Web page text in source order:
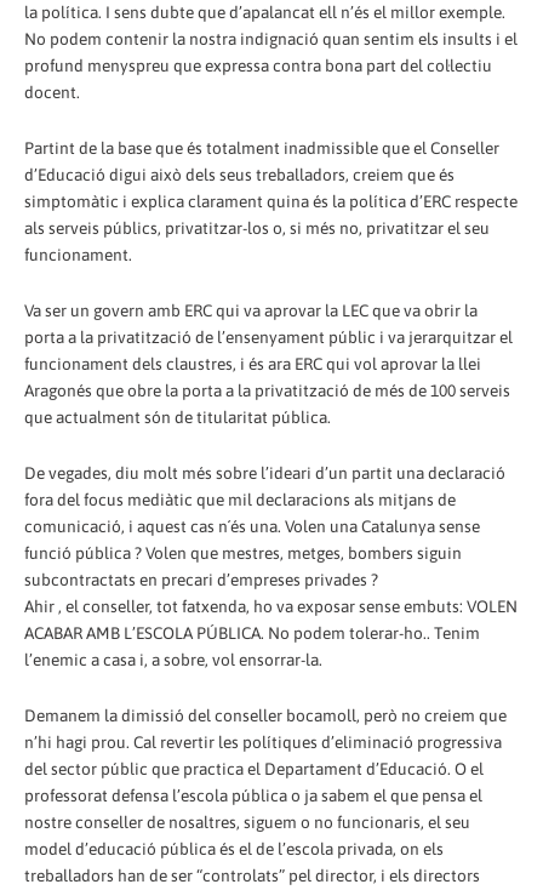
la política. I sens dubte que d’apalancat ell n’és el millor exemple.
No podem contenir la nostra indignació quan sentim els insults i el
profund menyspreu que expressa contra bona part del col·lectiu
docent.
Partint de la base que és totalment inadmissible que el Conseller
d’Educació digui això dels seus treballadors, creiem que és
simptomàtic i explica clarament quina és la política d’ERC respecte
als serveis públics, privatitzar-los o, si més no, privatitzar el seu
funcionament.
Va ser un govern amb ERC qui va aprovar la LEC que va obrir la
porta a la privatització de l’ensenyament públic i va jerarquitzar el
funcionament dels claustres, i és ara ERC qui vol aprovar la llei
Aragonés que obre la porta a la privatització de més de 100 serveis
que actualment són de titularitat pública.
De vegades, diu molt més sobre l’ideari d’un partit una declaració
fora del focus mediàtic que mil declaracions als mitjans de
comunicació, i aquest cas n´és una. Volen una Catalunya sense
funció pública ? Volen que mestres, metges, bombers siguin
subcontractats en precari d’empreses privades ?
Ahir , el conseller, tot fatxenda, ho va exposar sense embuts: VOLEN
ACABAR AMB L’ESCOLA PÚBLICA. No podem tolerar-ho.. Tenim
l’enemic a casa i, a sobre, vol ensorrar-la.
Demanem la dimissió del conseller bocamoll, però no creiem que
n’hi hagi prou. Cal revertir les polítiques d’eliminació progressiva
del sector públic que practica el Departament d’Educació. O el
professorat defensa l’escola pública o ja sabem el que pensa el
nostre conseller de nosaltres, siguem o no funcionaris, el seu
model d’educació pública és el de l’escola privada, on els
treballadors han de ser “controlats” pel director, i els directors